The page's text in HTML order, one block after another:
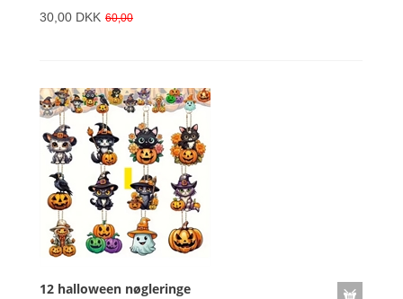
30,00 DKK 60,00
12 halloween nøgleringe